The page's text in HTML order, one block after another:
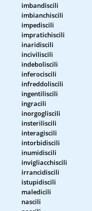
imbandiscili
imbianchiscili
impediscili
impratichiscili
inaridiscili
inciviliscili
indeboliscili
inferociscili
infreddoliscili
ingentiliscili
ingracili
inorgogliscili
insteriliscili
interagiscili
intorbidiscili
inumidiscili
invigliacchiscili
irrancidiscili
istupidiscili
maledicili
nascili